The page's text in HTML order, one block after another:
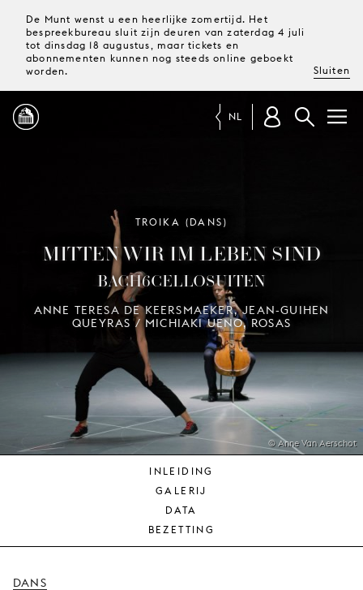
De Munt wenst u een heerlijke zomertijd. Het
bespreekbureau sluit zijn deuren van zaterdag 4 juli
tot dinsdag 18 augustus, maar tickets en
abonnementen kunnen nog steeds online geboekt
worden.
Sluiten
MAGAZINE
TICKETS &
ABONNEMENTEN
UW
BEZOEK
JONG
PUBLIEK
MUNT
ONS
NL
© Anne Van Aerschot
TROIKA (DANS)
MITTEN WIR IM LEBEN SIND
BACH6CELLOSUITEN
ANNE TERESA DE KEERSMAEKER, JEAN-GUIHEN
QUEYRAS / MICHIAKI UENO, ROSAS
INLEIDING
GALERIJ
DATA
BEZETTING
DANS